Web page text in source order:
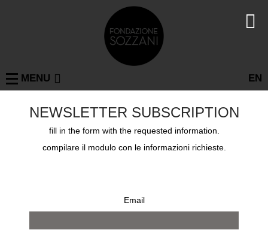
EN
MENU
PETER LINDBERGH
NEWSLETTER SUBSCRIPTION
fill in the form with the requested information.
compilare il modulo con le informazioni richieste.
Email